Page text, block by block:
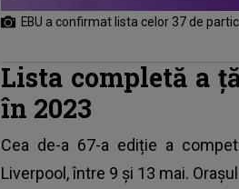
EBU a confirmat lista celor 37 de
Lista completă a
în 2023
Cea de-a 67-a ediție a
Liverpool, între 9 și 13 mai.